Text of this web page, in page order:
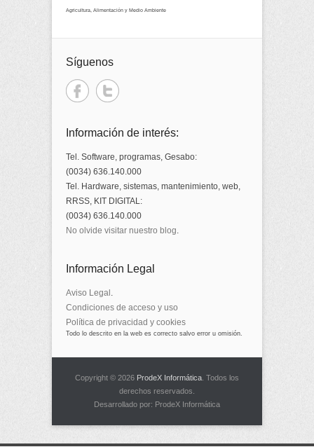
Agricultura, Alimentación y Medio Ambiente
Síguenos
Información de interés:
Tel. Software, programas, Gesabo:
(0034) 636.140.000
Tel. Hardware, sistemas, mantenimiento, web,
RRSS, KIT DIGITAL:
(0034) 636.140.000
No olvide visitar nuestro blog.
Información Legal
Aviso Legal .
Condiciones de acceso y uso
Política de privacidad y cookies
Todo lo descrito en la web es correcto salvo error u omisión.
Copyright © 2026 ProdeX Informática. Todos los
derechos reservados.
Desarrollado por: ProdeX Informática